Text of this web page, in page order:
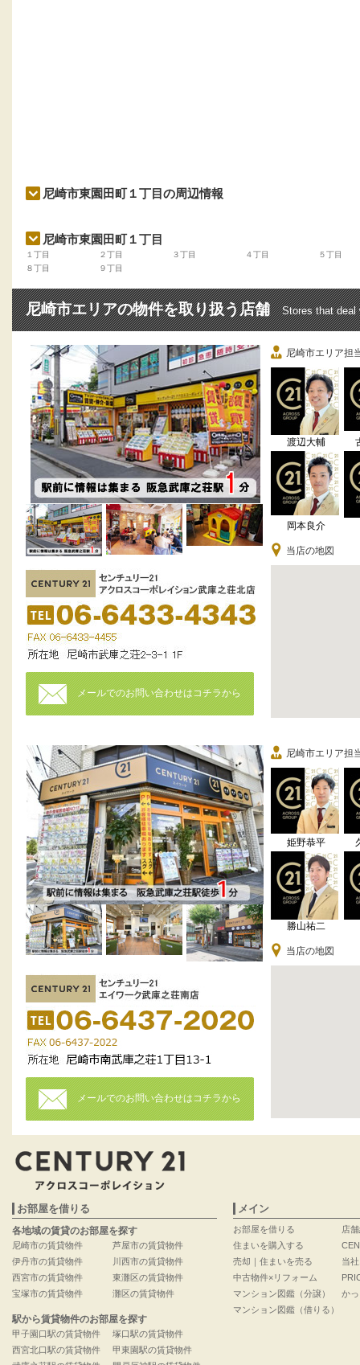
尼崎市東園田町１丁目の周辺情報
尼崎市東園田町１丁目
１丁目 ２丁目 ３丁目 ４丁目
５丁目
８丁目
９丁目
尼崎市エリアの物件を取り扱う店舗 Stores that deal
メールでのお問い合わせはコチラから
尼崎市エリア担
渡辺大輔
岡本良介
当店の地図
メールでのお問い合わせはコチラから
尼崎市エリア担
姫野恭平
勝山祐二
当店の地図
お部屋を借りる
各地域の賃貸のお部屋を探す
尼崎市の賃貸物件
伊丹市の賃貸物件
西宮市の賃貸物件
宝塚市の賃貸物件
芦屋市の賃貸物件
川西市の賃貸物件
東灘区の賃貸物件
灘区の賃貸物件
駅から賃貸物件のお部屋を探す
甲子園口駅の賃貸物件
西宮北口駅の賃貸物件
塚口駅の賃貸物件
甲東園駅の賃貸物件
メイン
お部屋を借りる
住まいを購入する
売却｜住まいを売る
中古物件×リフォーム
マンション図鑑（分譲）
マンション図鑑（借りる）
店
当
か